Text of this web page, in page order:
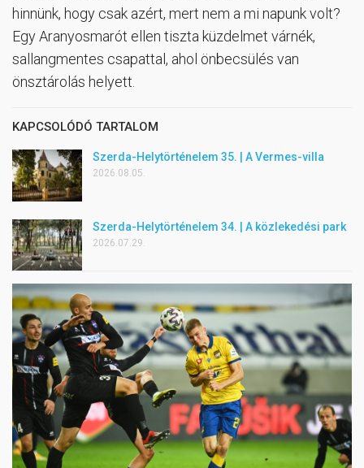
hinnünk, hogy csak azért, mert nem a mi napunk volt?
Egy Aranyosmarót ellen tiszta küzdelmet várnék,
sallangmentes csapattal, ahol önbecsülés van
önsztárolás helyett.
KAPCSOLÓDÓ TARTALOM
Szerda-Helytörténelem 35. | A Vermes-villa
2026.08.05.
Szerda-Helytörténelem 34. | A közlekedési park
2026.07.29.